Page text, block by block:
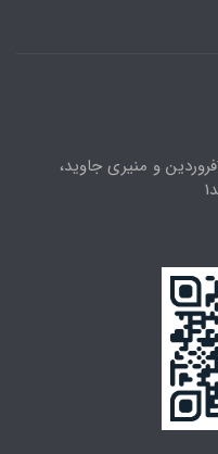
تهران، خیابان انقلاب ، بین 12فروردین و منیری جاوید،